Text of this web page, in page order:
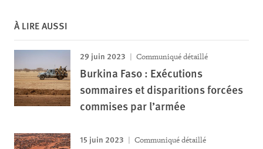
À LIRE AUSSI
29 juin 2023 Communiqué détaillé
Burkina Faso : Exécutions
sommaires et disparitions forcées
commises par l’armée
15 juin 2023 Communiqué détaillé